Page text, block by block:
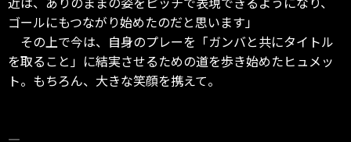
ゴールにもつながり始めたのだと思います」
その上で今は、自身のプレーを「ガンバと共にタイトル
を取ること」に結実させるための道を歩き始めたヒュメッ
ト。もちろん、大きな笑顔を携えて。